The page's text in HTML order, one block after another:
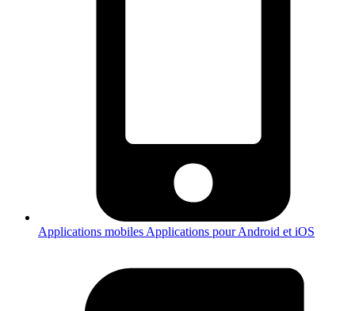
Applications mobiles Applications pour Android et iOS